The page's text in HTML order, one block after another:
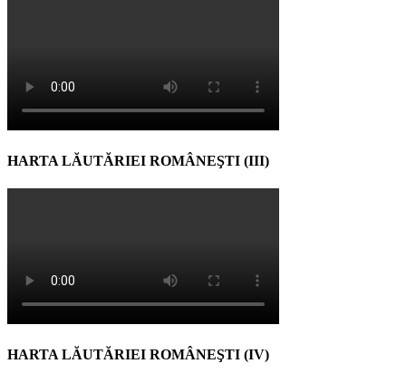
HARTA LĂUTĂRIEI ROMÂNEŞTI (III)
HARTA LĂUTĂRIEI ROMÂNEŞTI (IV)